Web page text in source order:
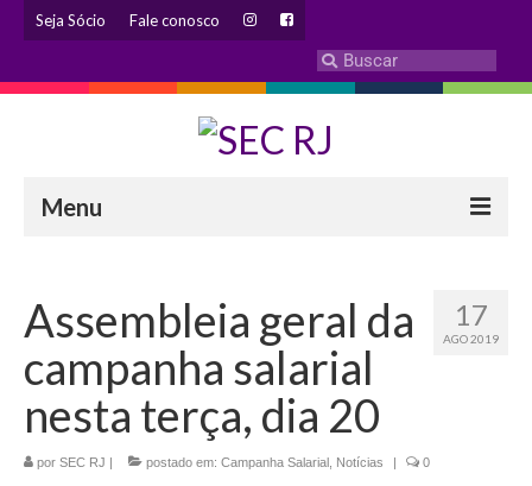
Seja Sócio Fale conosco
Menu
Eleição 2024 – Comissão Eleitoral
Histórico
Diretoria
Estatuto
17
AGO 2019
Assembleia geral da
campanha salarial
nesta terça, dia 20
por SEC RJ | postado em: Campanha Salarial Notícias | 0